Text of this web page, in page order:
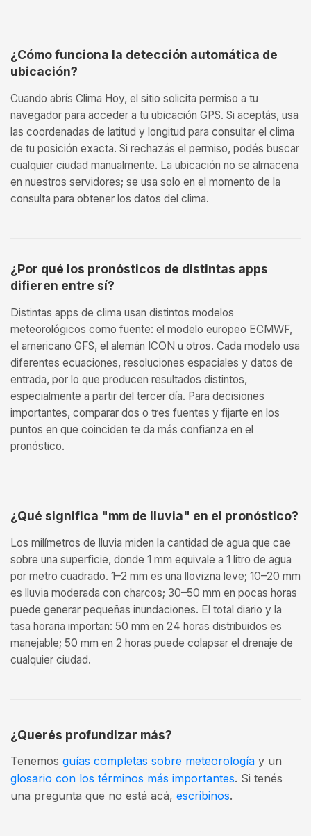
¿Cómo funciona la detección automática de
ubicación?
Cuando abrís Clima Hoy, el sitio solicita permiso a tu
navegador para acceder a tu ubicación GPS. Si aceptás, usa
las coordenadas de latitud y longitud para consultar el clima
de tu posición exacta. Si rechazás el permiso, podés buscar
cualquier ciudad manualmente. La ubicación no se almacena
en nuestros servidores; se usa solo en el momento de la
consulta para obtener los datos del clima.
¿Por qué los pronósticos de distintas apps
difieren entre sí?
Distintas apps de clima usan distintos modelos
meteorológicos como fuente: el modelo europeo ECMWF,
el americano GFS, el alemán ICON u otros. Cada modelo usa
diferentes ecuaciones, resoluciones espaciales y datos de
entrada, por lo que producen resultados distintos,
especialmente a partir del tercer día. Para decisiones
importantes, comparar dos o tres fuentes y fijarte en los
puntos en que coinciden te da más confianza en el
pronóstico.
¿Qué significa "mm de lluvia" en el pronóstico?
Los milímetros de lluvia miden la cantidad de agua que cae
sobre una superficie, donde 1 mm equivale a 1 litro de agua
por metro cuadrado. 1–2 mm es una llovizna leve; 10–20 mm
es lluvia moderada con charcos; 30–50 mm en pocas horas
puede generar pequeñas inundaciones. El total diario y la
tasa horaria importan: 50 mm en 24 horas distribuidos es
manejable; 50 mm en 2 horas puede colapsar el drenaje de
cualquier ciudad.
¿Querés profundizar más?
Tenemos guías completas sobre meteorología y un
glosario con los términos más importantes. Si tenés
una pregunta que no está acá, escribinos.